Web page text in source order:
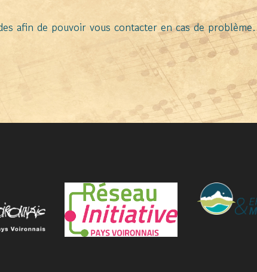
afin de pouvoir vous contacter en cas de problème.